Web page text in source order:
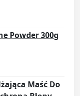
Powder 300g
Maść Do